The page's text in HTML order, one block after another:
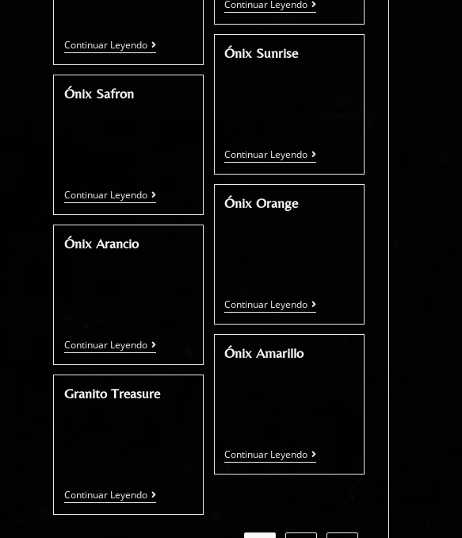
Continuar Leyendo
Continuar Leyendo
Ónix Sunrise
Continuar Leyendo
Ónix Safron
Continuar Leyendo Ónix Orange
Continuar Leyendo
Ónix Arancio
Continuar Leyendo Ónix Amarillo
Continuar Leyendo
Granito Treasure
Continuar Leyendo